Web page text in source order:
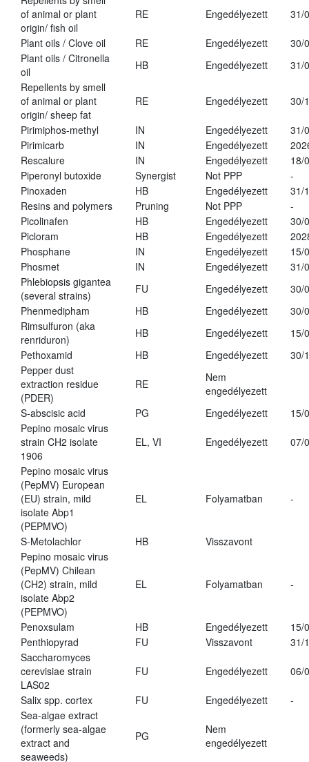
of animal or plant
origin/ fish oil
RE Engedélyezett 31/
Plant oils / Clove oil RE Engedélyezett
30/
Plant oils / Citronella
oil
HB Engedélyezett
31/
Repellents by smell
of animal or plant
origin/ sheep fat
RE Engedélyezett 30/
Pirimiphos-methyl IN Engedélyezett
31/
Pirimicarb
IN Engedélyezett
Rescalure
IN Engedélyezett
18/
Piperonyl butoxide
Synergist Not PPP
-
Pinoxaden
HB Engedélyezett
31/
Resins and polymers
Pruning Not PPP
-
Picolinafen
HB Engedélyezett
30/
Picloram
HB Engedélyezett
Phosphane
IN Engedélyezett
15/
Phosmet
IN Engedélyezett
31/
Phlebiopsis gigantea
(several strains)
FU Engedélyezett
30/
Phenmedipham
HB Engedélyezett
30/
Rimsulfuron (aka
renriduron)
HB Engedélyezett
15/
Pethoxamid
HB Engedélyezett
30/
Pepper dust
extraction residue
(PDER)
RE
Nem
engedélyezett
S-abscisic acid
PG Engedélyezett
15/
Pepino mosaic virus
strain CH2 isolate
1906
EL, VI Engedélyezett 07/
Pepino mosaic virus
(PepMV) European
(EU) strain, mild
isolate Abp1
(PEPMVO)
EL Folyamatban -
S-Metolachlor HB
Visszavont
Pepino mosaic virus
(PepMV) Chilean
(CH2) strain, mild
isolate Abp2
(PEPMVO)
EL Folyamatban -
Penoxsulam HB Engedélyezett
15/
Penthiopyrad
FU Visszavont
31/
Saccharomyces
cerevisiae strain
LAS02
FU Engedélyezett 06/
Salix spp. cortex FU Engedélyezett
-
Sea-algae extract
(formerly sea-algae
extract and
seaweeds)
PG
Nem
engedélyezett